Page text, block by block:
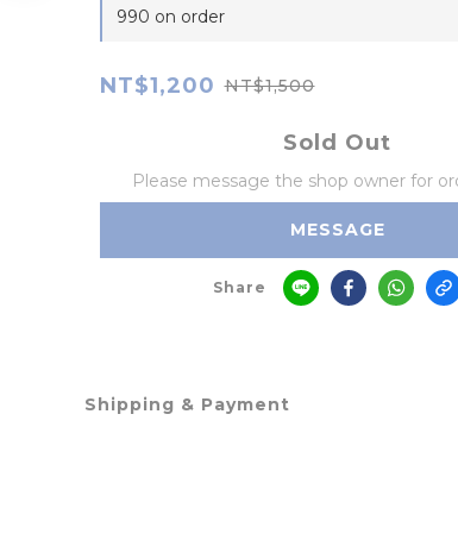
990 on order
NT$1,200 NT$1,500
Sold Out
Please message the shop owner for
MESSAGE
Share
Shipping & Payment